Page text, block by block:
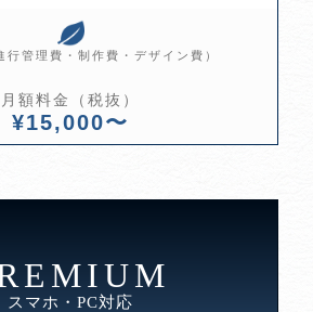
行管理費・制作費・デザイン費）
月額料金（税抜）
¥15,000〜
スマホ・PC対応